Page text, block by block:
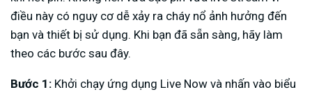
điều này có nguy cơ dễ xảy ra cháy nổ ảnh hưởng đến
bạn và thiết bị sử dụng. Khi bạn đã sẵn sàng, hãy làm
theo các bước sau đây.
Bước 1: Khởi chạy ứng dụng Live Now và nhấn vào biểu